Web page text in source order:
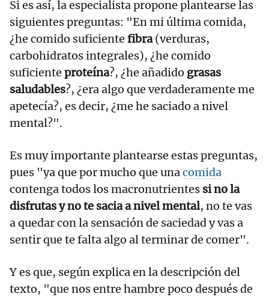
Si es así, la especialista propone plantearse las
siguientes preguntas: "En mi última comida,
¿he comido suficiente fibra(verduras,
carbohidratos integrales), ¿he comido
suficiente proteína?, ¿he añadido grasas
saludables?, ¿era algo que verdaderamente me
apetecía?, es decir, ¿me he saciado a nivel
mental?".
Es muy importante plantearse estas preguntas,
pues "ya que por mucho que unacomida
contenga todos los macronutrientes si no la
disfrutas y no te sacia a nivel mental, no te vas
a quedar con la sensación de saciedad y vas a
sentir que te falta algo al terminar de comer".
Y es que, según explica en la descripción del
texto, "que nos entre hambre poco después de